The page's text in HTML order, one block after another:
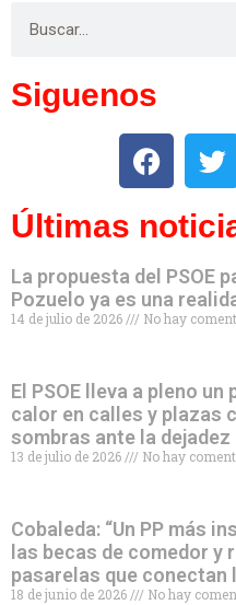
Siguenos
Últimas
La propuesta del PSOE
Pozuelo ya es una
14 de julio de 2026 No hay
El PSOE lleva a pleno
calor en calles y plazas
sombras ante la dejadez
13 de julio de 2026 No hay
Cobaleda: “Un PP más
las becas de comedor y
pasarelas que conectan
18 de junio de 2026 No hay